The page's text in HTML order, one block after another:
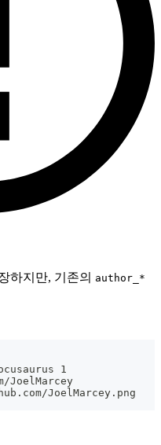
하지만, 기존의 author_*
1
JoelMarcey
JoelMarcey.png